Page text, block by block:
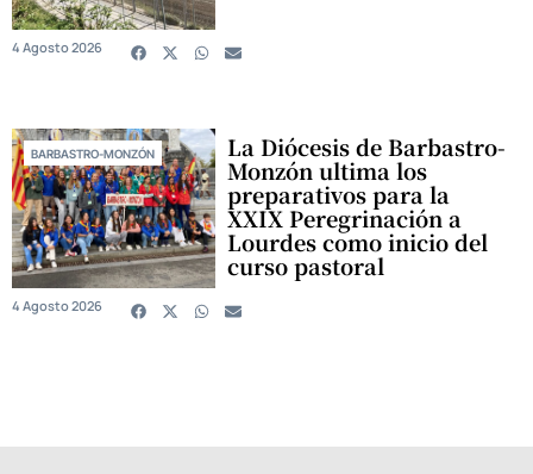
4 Agosto 2026
BARBASTRO-MONZÓN La Diócesis de Barbastro-
Monzón ultima los
preparativos para la
XXIX Peregrinación a
Lourdes como inicio del
curso pastoral
4 Agosto 2026